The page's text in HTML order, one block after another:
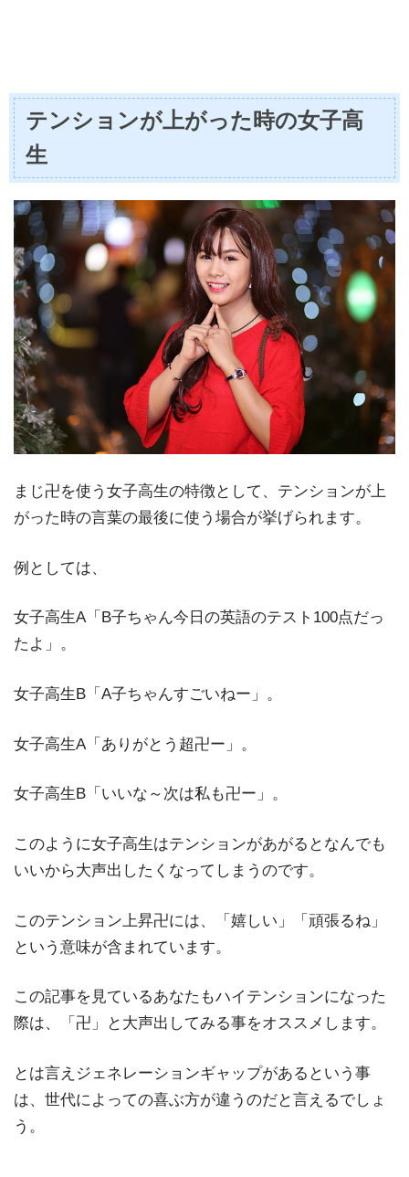
テンションが上がった時の女子高
生
まじ卍を使う女子高生の特徴として、テンションが上
がった時の言葉の最後に使う場合が挙げられます。
例としては、
女子高生A「B子ちゃん今日の英語のテスト100点だっ
たよ」。
女子高生B「A子ちゃんすごいねー」。
女子高生A「ありがとう超卍ー」。
女子高生B「いいな～次は私も卍ー」。
このように女子高生はテンションがあがるとなんでも
いいから大声出したくなってしまうのです。
このテンション上昇卍には、「嬉しい」「頑張るね」
という意味が含まれています。
この記事を見ているあなたもハイテンションになった
際は、「卍」と大声出してみる事をオススメします。
とは言えジェネレーションギャップがあるという事
は、世代によっての喜ぶ方が違うのだと言えるでしょ
う。